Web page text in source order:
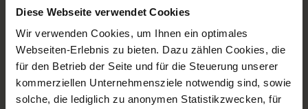
Diese Webseite verwendet Cookies
Wir verwenden Cookies, um Ihnen ein optimales
Webseiten-Erlebnis zu bieten. Dazu zählen Cookies, die
für den Betrieb der Seite und für die Steuerung unserer
kommerziellen Unternehmensziele notwendig sind, sowie
solche, die lediglich zu anonymen Statistikzwecken, für
1x HDMI, 1x LAN RJ-45
W-LAN , 2x USB 3 Typ A
Ziffernblock
Onboard-Grafik: Intel® UHD Graphics 620
Partnerprogramm: Ja